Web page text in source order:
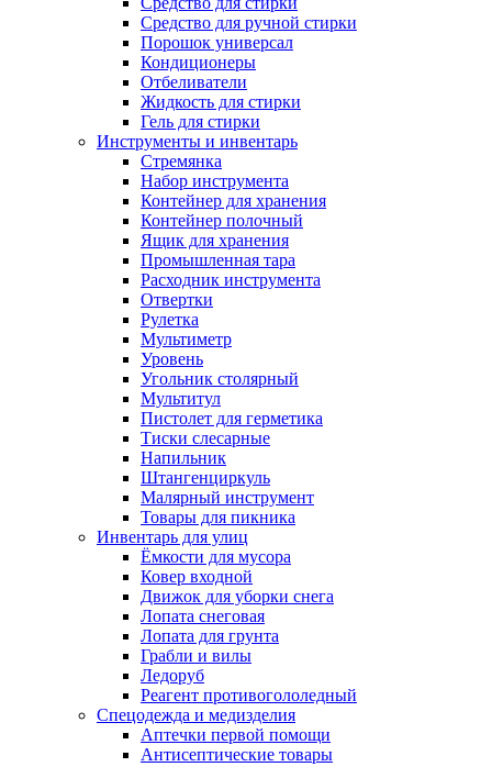
Средство для ручной стирки
Порошок универсал
Кондиционеры
Отбеливатели
Жидкость для стирки
Гель для стирки
Инструменты и инвентарь
Стремянка
Набор инструмента
Контейнер для хранения
Контейнер полочный
Ящик для хранения
Промышленная тара
Расходник инструмента
Отвертки
Рулетка
Мультиметр
Уровень
Угольник столярный
Мультитул
Пистолет для герметика
Тиски слесарные
Напильник
Штангенциркуль
Малярный инструмент
Товары для пикника
Инвентарь для улиц
Ёмкости для мусора
Ковер входной
Движок для уборки снега
Лопата снеговая
Лопата для грунта
Грабли и вилы
Ледоруб
Реагент противогололедный
Спецодежда и медизделия
Аптечки первой помощи
Антисептические товары